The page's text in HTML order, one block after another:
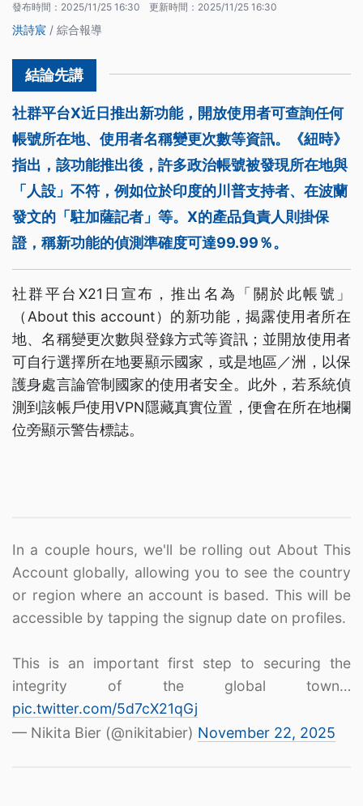
發布時間： 2025/11/25 16:30 更新時間： 2025/11/25 16:30
洪詩宸 / 綜合報導
社群平台X近日推出新功能，開放使用者可查詢任何
帳號所在地、使用者名稱變更次數等資訊。《紐時》
指出，該功能推出後，許多政治帳號被發現所在地與
「人設」不符，例如位於印度的川普支持者、在波蘭
發文的「駐加薩記者」等。X的產品負責人則掛保
證，稱新功能的偵測準確度可達99.99％。
社群平台X21日宣布，推出名為「關於此帳號」
（About this account）的新功能，揭露使用者所在
地、名稱變更次數與登錄方式等資訊；並開放使用者
可自行選擇所在地要顯示國家，或是地區／洲，以保
護身處言論管制國家的使用者安全。此外，若系統偵
測到該帳戶使用VPN隱藏真實位置，便會在所在地欄
位旁顯示警告標誌。
In a couple hours, we'll be rolling out About This
Account globally, allowing you to see the country
or region where an account is based. This will be
accessible by tapping the signup date on profiles.
This is an important first step to securing the
integrity of the global town…
pic.twitter.com/5d7cX21qGj
— Nikita Bier (@nikitabier) November 22, 2025